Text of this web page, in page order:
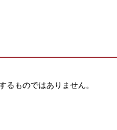
ものではありません。